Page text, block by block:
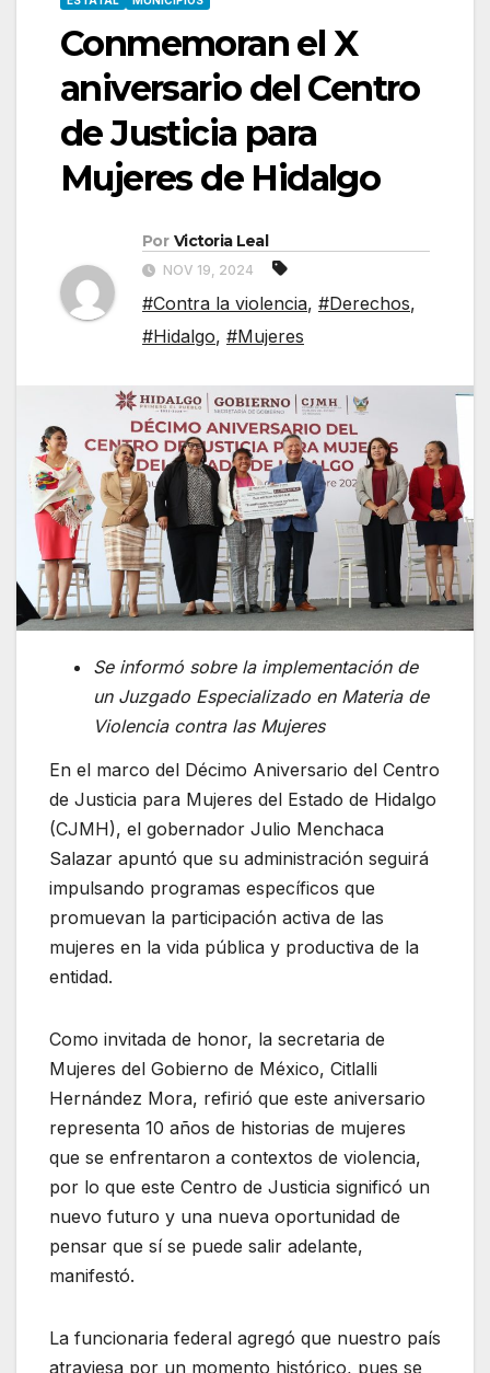
Conmemoran el X
aniversario del Centro
de Justicia para
Mujeres de Hidalgo
Por Victoria Leal
NOV 19, 2024
#Contra la violencia, #Derechos,
#Hidalgo, #Mujeres
Se informó sobre la implementación de
un Juzgado Especializado en Materia de
Violencia contra las Mujeres
En el marco del Décimo Aniversario del Centro
de Justicia para Mujeres del Estado de Hidalgo
(CJMH), el gobernador Julio Menchaca
Salazar apuntó que su administración seguirá
impulsando programas específicos que
promuevan la participación activa de las
mujeres en la vida pública y productiva de la
entidad.
Como invitada de honor, la secretaria de
Mujeres del Gobierno de México, Citlalli
Hernández Mora, refirió que este aniversario
representa 10 años de historias de mujeres
que se enfrentaron a contextos de violencia,
por lo que este Centro de Justicia significó un
nuevo futuro y una nueva oportunidad de
pensar que sí se puede salir adelante,
manifestó.
La funcionaria federal agregó que nuestro país
atraviesa por un momento histórico, pues se